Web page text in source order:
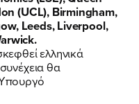
VB TIKTOK
(UCL), Birmingham,
Leeds, Liverpool,
ελληνικά
θα